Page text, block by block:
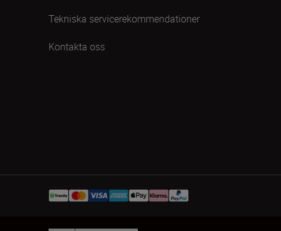
Tekniska servicerekommendationer
Kontakta oss